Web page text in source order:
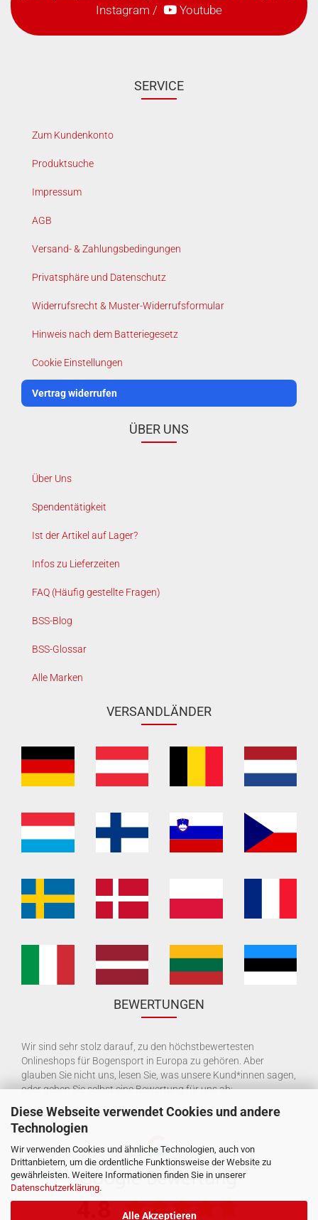
Diese Webseite verwendet Cookies und andere
Technologien
Wir verwenden Cookies und ähnliche Technologien, auch von
Drittanbietern, um die ordentliche Funktionsweise der Website zu
gewährleisten. Weitere Informationen finden Sie in unserer
Datenschutzerklärung.
Alle Akzeptieren
Instagram / Youtube
SERVICE
Zum Kundenkonto
Produktsuche
Impressum
AGB
Versand- & Zahlungsbedingungen
Privatsphäre und Datenschutz
Widerrufsrecht & Muster-Widerrufsformular
Hinweis nach dem Batteriegesetz
Cookie Einstellungen
Vertrag widerrufen
ÜBER UNS
Über Uns
Spendentätigkeit
Ist der Artikel auf Lager?
Infos zu Lieferzeiten
FAQ (Häufig gestellte Fragen)
BSS-Blog
BSS-Glossar
Alle Marken
VERSANDLÄNDER
BEWERTUNGEN
Wir sind sehr stolz darauf, zu den höchstbewertesten
Onlineshops für Bogensport in Europa zu gehören. Aber
glauben Sie nicht uns, lesen Sie, was unsere Kund*innen sagen,
oder geben Sie selbst eine Bewertung für uns ab: